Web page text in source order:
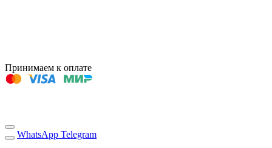
Принимаем к оплате
WhatsApp Telegram